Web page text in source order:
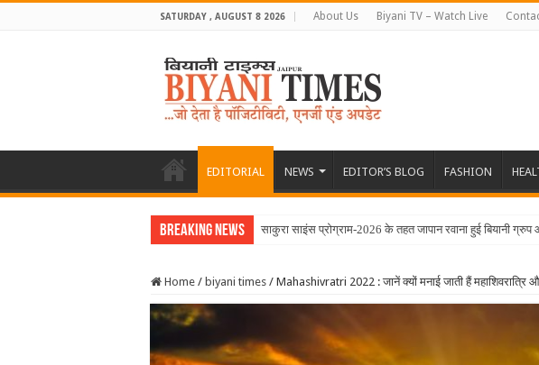
SATURDAY , AUGUST 8 2026 About Us Biyani TV – Watch Live
EDITORIAL NEWS EDITOR’S BLOG FASHION
Breaking News साकुरा साइंस प्रोग्राम-2026 के तहत जापान रवाना हुई बियानी
Home / biyani times / Mahashivratri 2022 : जानें क्यों मनाई जाती हैं महाशिवरात्रि